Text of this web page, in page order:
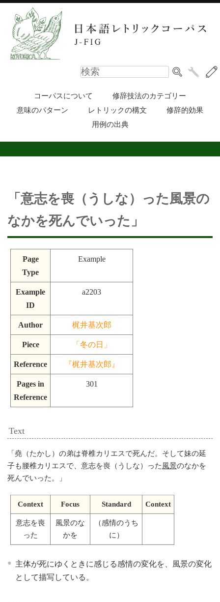
コーパスについて
修辞技法のカテゴリー
意味のパターン
レトリックの構文
修辞的効果
用例の出典
「意志を喪（うしな）った風景の
なかを死んでいった」
Page
Type
Example
Example
ID
a2203
Author 梶井基次郎
Piece 「冬の日」
Reference 『梶井基次郎』
Pages in
Reference
301
Text
「 堯（たかし）の弟は脊椎カリエスで死んだ。そして妹の延
子も腰椎カリエスで、意志を喪（うしな）った 風景のなかを
死んでいった。
」
Context Focus Standard Context
意志を喪
った
風景のな
かを
（感情のうち
に）
主体が死にゆくときに感じる感情の変化を、風景の変化
として描写している。